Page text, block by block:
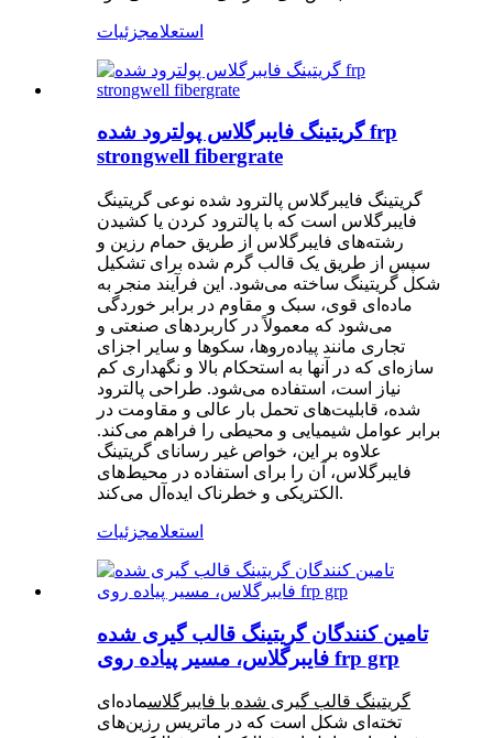
استعلامجزئیات
گریتینگ فایبرگلاس پولترود شده frp
strongwell fibergrate
گریتینگ فایبرگلاس پالترود شده نوعی گریتینگ
فایبرگلاس است که با پالترود کردن یا کشیدن
رشته‌های فایبرگلاس از طریق حمام رزین و
سپس از طریق یک قالب گرم شده برای تشکیل
شکل گریتینگ ساخته می‌شود. این فرآیند منجر به
ماده‌ای قوی، سبک و مقاوم در برابر خوردگی
می‌شود که معمولاً در کاربردهای صنعتی و
تجاری مانند پیاده‌روها، سکوها و سایر اجزای
سازه‌ای که در آنها به استحکام بالا و نگهداری کم
نیاز است، استفاده می‌شود. طراحی پالترود
شده، قابلیت‌های تحمل بار عالی و مقاومت در
برابر عوامل شیمیایی و محیطی را فراهم می‌کند.
علاوه بر این، خواص غیر رسانای گریتینگ
فایبرگلاس، آن را برای استفاده در محیط‌های
الکتریکی و خطرناک ایده‌آل می‌کند.
استعلامجزئیات
تامین کنندگان گریتینگ قالب گیری شده
فایبرگلاس، مسیر پیاده روی frp grp
گریتینگ قالب گیری شده با فایبرگلاسماده‌ای
تخته‌ای شکل است که در ماتریس رزین‌های